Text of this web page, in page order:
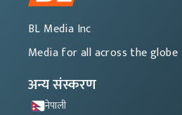
BL Media Inc
Media for all across the globe
अन्य संस्करण
नेपाली